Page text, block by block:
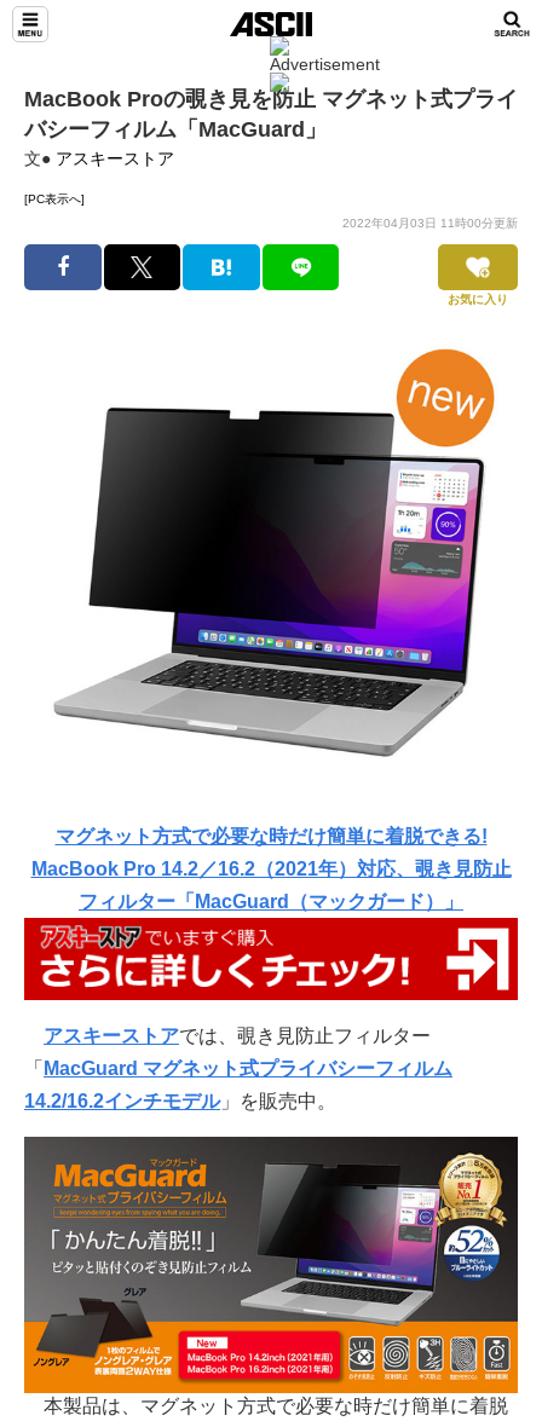
MacBook Proの覗き見を防止 マグネット式プライ
バシーフィルム「MacGuard」
文● アスキーストア
[PC表示へ]
2022年04月03日 11時00分更新
お気に入り
マグネット方式で必要な時だけ簡単に着脱できる!
MacBook Pro 14.2／16.2（2021年）対応、覗き見防止
フィルター「MacGuard（マックガード）」
アスキーストアでは、覗き見防止フィルター
「 MacGuard マグネット式プライバシーフィルム
14.2/16.2インチモデル」を販売中。
本製品は、マグネット方式で必要な時だけ簡単に着脱